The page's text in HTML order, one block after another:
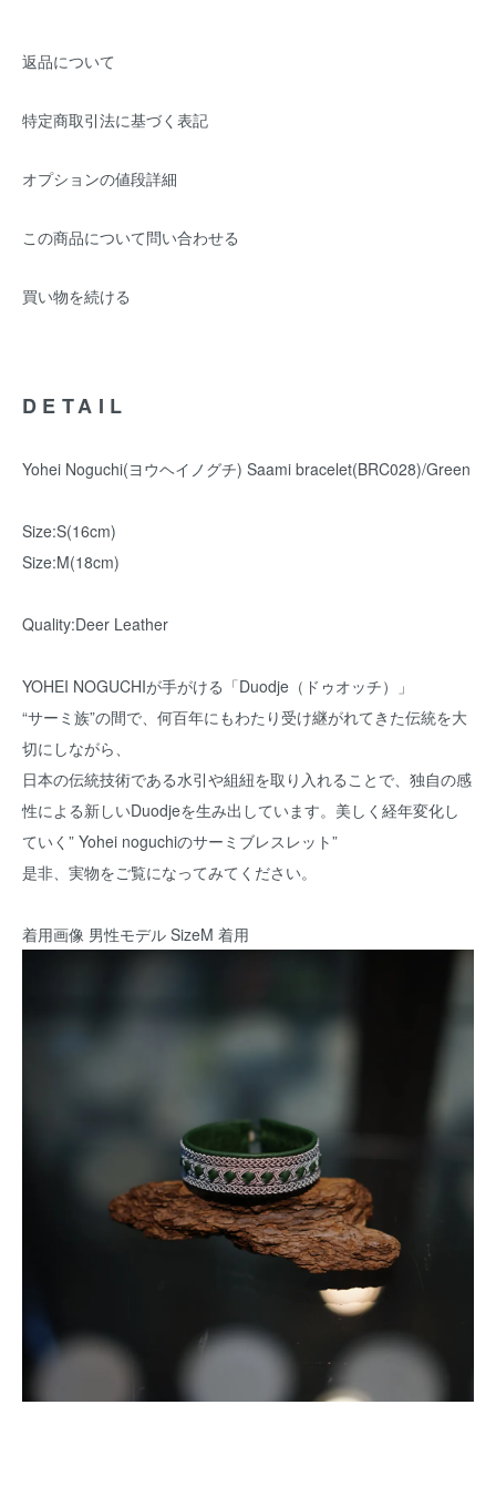
返品について
特定商取引法に基づく表記
オプションの値段詳細
この商品について問い合わせる
買い物を続ける
DETAIL
Yohei Noguchi(ヨウヘイノグチ) Saami bracelet(BRC028)/Green
Size:S(16cm)
Size:M(18cm)
Quality:Deer Leather
YOHEI NOGUCHIが手がける「Duodje（ドゥオッチ）」
“サーミ族”の間で、何百年にもわたり受け継がれてきた伝統を大
切にしながら、
日本の伝統技術である水引や組紐を取り入れることで、独自の感
性による新しいDuodjeを生み出しています。美しく経年変化し
ていく” Yohei noguchiのサーミブレスレット”
是非、実物をご覧になってみてください。
着用画像 男性モデル SizeM 着用